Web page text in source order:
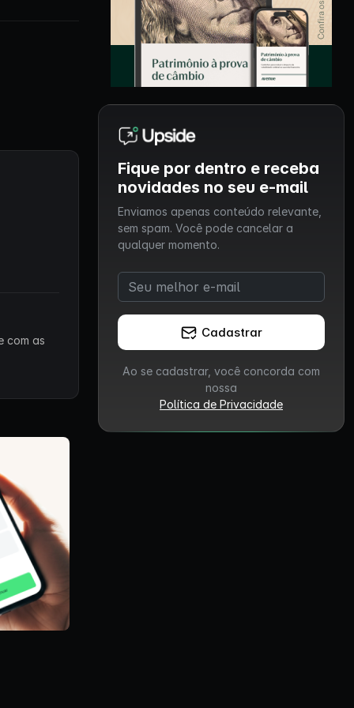
com as
Fique por dentro e receba
novidades no seu e-mail
Enviamos apenas conteúdo relevante,
sem spam. Você pode cancelar a
qualquer momento.
Cadastrar
Ao se cadastrar, você concorda com
nossa
Política de Privacidade